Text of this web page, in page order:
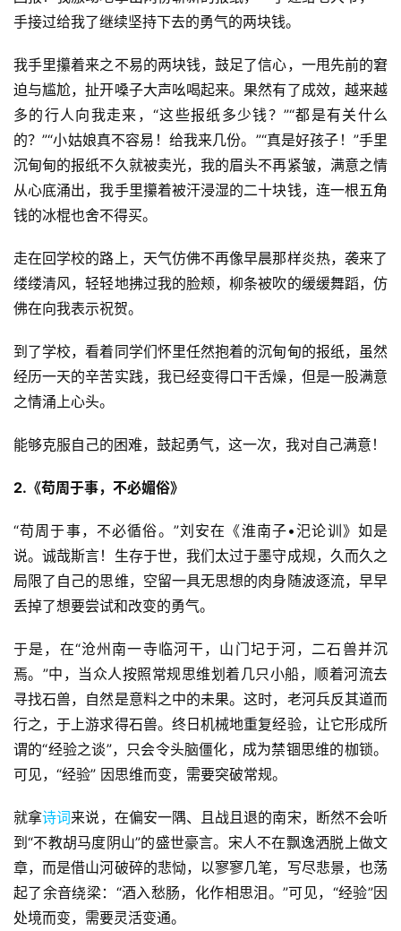
手接过给我了继续坚持下去的勇气的两块钱。
我手里攥着来之不易的两块钱，鼓足了信心，一甩先前的窘
迫与尴尬，扯开嗓子大声吆喝起来。果然有了成效，越来越
多的行人向我走来，“这些报纸多少钱？”“都是有关什么
的？”“小姑娘真不容易！给我来几份。”“真是好孩子！”手里
沉甸甸的报纸不久就被卖光，我的眉头不再紧皱，满意之情
从心底涌出，我手里攥着被汗浸湿的二十块钱，连一根五角
钱的冰棍也舍不得买。
走在回学校的路上，天气仿佛不再像早晨那样炎热，袭来了
缕缕清风，轻轻地拂过我的脸颊，柳条被吹的缓缓舞蹈，仿
佛在向我表示祝贺。
到了学校，看着同学们怀里任然抱着的沉甸甸的报纸，虽然
经历一天的辛苦实践，我已经变得口干舌燥，但是一股满意
之情涌上心头。
能够克服自己的困难，鼓起勇气，这一次，我对自己满意！
2.《苟周于事，不必媚俗》
“苟周于事，不必循俗。”刘安在《淮南子•汜论训》如是
说。诚哉斯言！生存于世，我们太过于墨守成规，久而久之
局限了自己的思维，空留一具无思想的肉身随波逐流，早早
丢掉了想要尝试和改变的勇气。
于是，在“沧州南一寺临河干，山门圮于河，二石兽并沉
焉。”中，当众人按照常规思维划着几只小船，顺着河流去
寻找石兽，自然是意料之中的未果。这时，老河兵反其道而
行之，于上游求得石兽。终日机械地重复经验，让它形成所
谓的“经验之谈”，只会令头脑僵化，成为禁锢思维的枷锁。
可见，“经验” 因思维而变，需要突破常规。
就拿诗词来说，在偏安一隅、且战且退的南宋，断然不会听
到“不教胡马度阴山”的盛世豪言。宋人不在飘逸洒脱上做文
章，而是借山河破碎的悲恸，以寥寥几笔，写尽悲景，也荡
起了余音绕梁：“酒入愁肠，化作相思泪。”可见，“经验”因
处境而变，需要灵活变通。